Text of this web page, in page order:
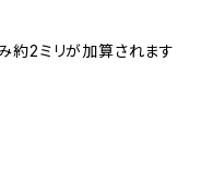
約2ミリが加算されます